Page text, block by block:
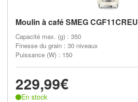
Moulin à café SMEG CGF11CREU
Capacité max. (g) : 350
Finesse du grain : 30 niveaux
Puissance (W) : 150
229,99€
En stock